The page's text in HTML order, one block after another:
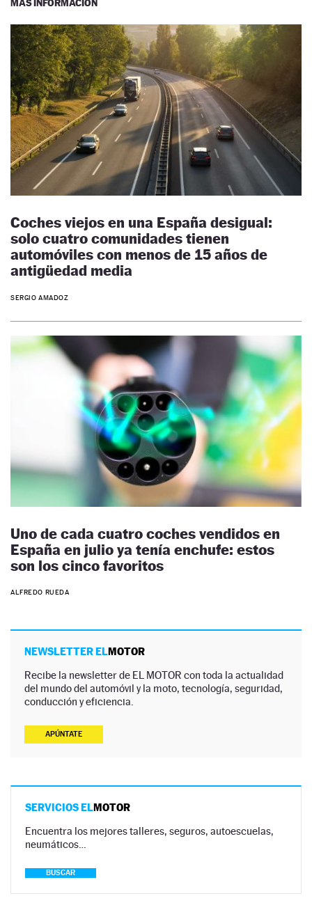
MÁS INFORMACIÓN
Coches viejos en una España desigual:
solo cuatro comunidades tienen
automóviles con menos de 15 años de
antigüedad media
SERGIO AMADOZ
Uno de cada cuatro coches vendidos en
España en julio ya tenía enchufe: estos
son los cinco favoritos
ALFREDO RUEDA
NEWSLETTER ELMOTOR
Recibe la newsletter de EL MOTOR con toda la actualidad
del mundo del automóvil y la moto, tecnología, seguridad,
conducción y eficiencia.
APÚNTATE
SERVICIOS ELMOTOR
Encuentra los mejores talleres, seguros, autoescuelas,
neumáticos…
BUSCAR